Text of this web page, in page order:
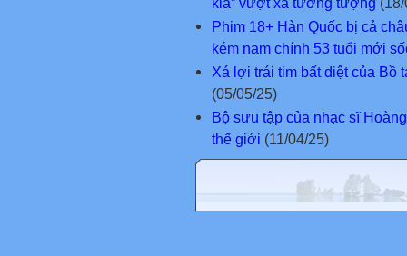
Phim 18+ Hàn Quốc bị cả
kém nam chính 53 tuổi mới
Xá lợi trái tim bất diệt của Bồ
(05/05/25)
Bộ sưu tập của nhạc sĩ
thế giới (11/04/25)